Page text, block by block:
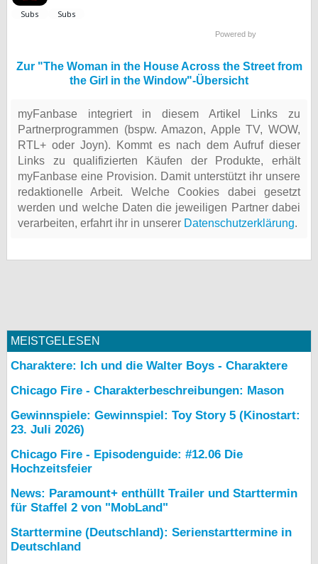
Powered by
Zur "The Woman in the House Across the Street from
the Girl in the Window"-Übersicht
myFanbase integriert in diesem Artikel Links zu
Partnerprogrammen (bspw. Amazon, Apple TV, WOW,
RTL+ oder Joyn). Kommt es nach dem Aufruf dieser
Links zu qualifizierten Käufen der Produkte, erhält
myFanbase eine Provision. Damit unterstützt ihr unsere
redaktionelle Arbeit. Welche Cookies dabei gesetzt
werden und welche Daten die jeweiligen Partner dabei
verarbeiten, erfahrt ihr in unserer Datenschutzerklärung.
MEISTGELESEN
Charaktere: Ich und die Walter Boys - Charaktere
Chicago Fire - Charakterbeschreibungen: Mason
Gewinnspiele: Gewinnspiel: Toy Story 5 (Kinostart:
23. Juli 2026)
Chicago Fire - Episodenguide: #12.06 Die
Hochzeitsfeier
News: Paramount+ enthüllt Trailer und Starttermin
für Staffel 2 von "MobLand"
Starttermine (Deutschland): Serienstarttermine in
Deutschland